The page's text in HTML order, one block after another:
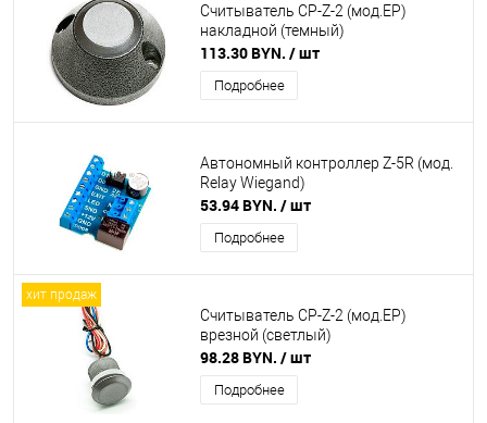
Считыватель CP-Z-2 (мод.ЕP)
накладной (темный)
113.30 BYN. / шт
Подробнее
Автономный контроллер Z-5R (мод.
Relay Wiegand)
53.94 BYN. / шт
Подробнее
хит продаж
Считыватель CP-Z-2 (мод.ЕP)
врезной (светлый)
98.28 BYN. / шт
Подробнее